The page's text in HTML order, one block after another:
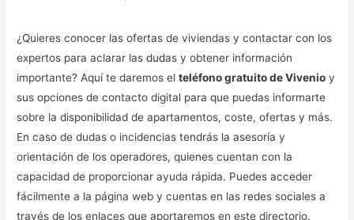
¿Quieres conocer las ofertas de viviendas y contactar con los
expertos para aclarar las dudas y obtener información
importante? Aquí te daremos elteléfono gratuito de Vivenio y
sus opciones de contacto digital para que puedas informarte
sobre la disponibilidad de apartamentos, coste, ofertas y más.
En caso de dudas o incidencias tendrás la asesoría y
orientación de los operadores, quienes cuentan con la
capacidad de proporcionar ayuda rápida. Puedes acceder
fácilmente a la página web y cuentas en las redes sociales a
través de los enlaces que aportaremos en este directorio.